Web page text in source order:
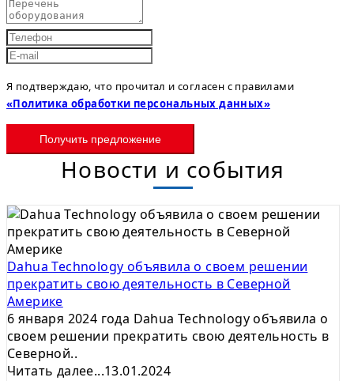
Я подтверждаю, что прочитал и согласен с правилами
«Политика обработки персональных данных»
Получить предложение
Новости и события
Dahua Technology объявила о своем решении
прекратить свою деятельность в Северной
Америке
6 января 2024 года Dahua Technology объявила о
своем решении прекратить свою деятельность в
Северной..
Читать далее...13.01.2024